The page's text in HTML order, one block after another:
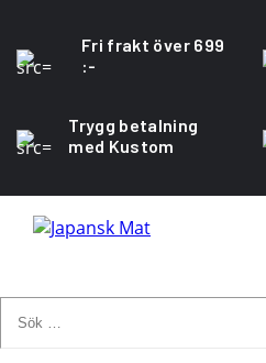
Fri frakt över 699
:-
Trygg betalning
med Kustom